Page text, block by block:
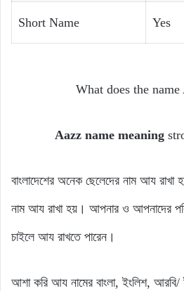
Short Name Yes
What does the name
Aazz name meaning
বাংলাদেশের অনেক ছেলেদের নাম আয রাখা
নাম আয রাখা হয়। আপনার ও আপনাদের
চাইলে আয রাখতে পারেন।
আশা করি আয নামের বাংলা, ইংলিশ, আরবি/